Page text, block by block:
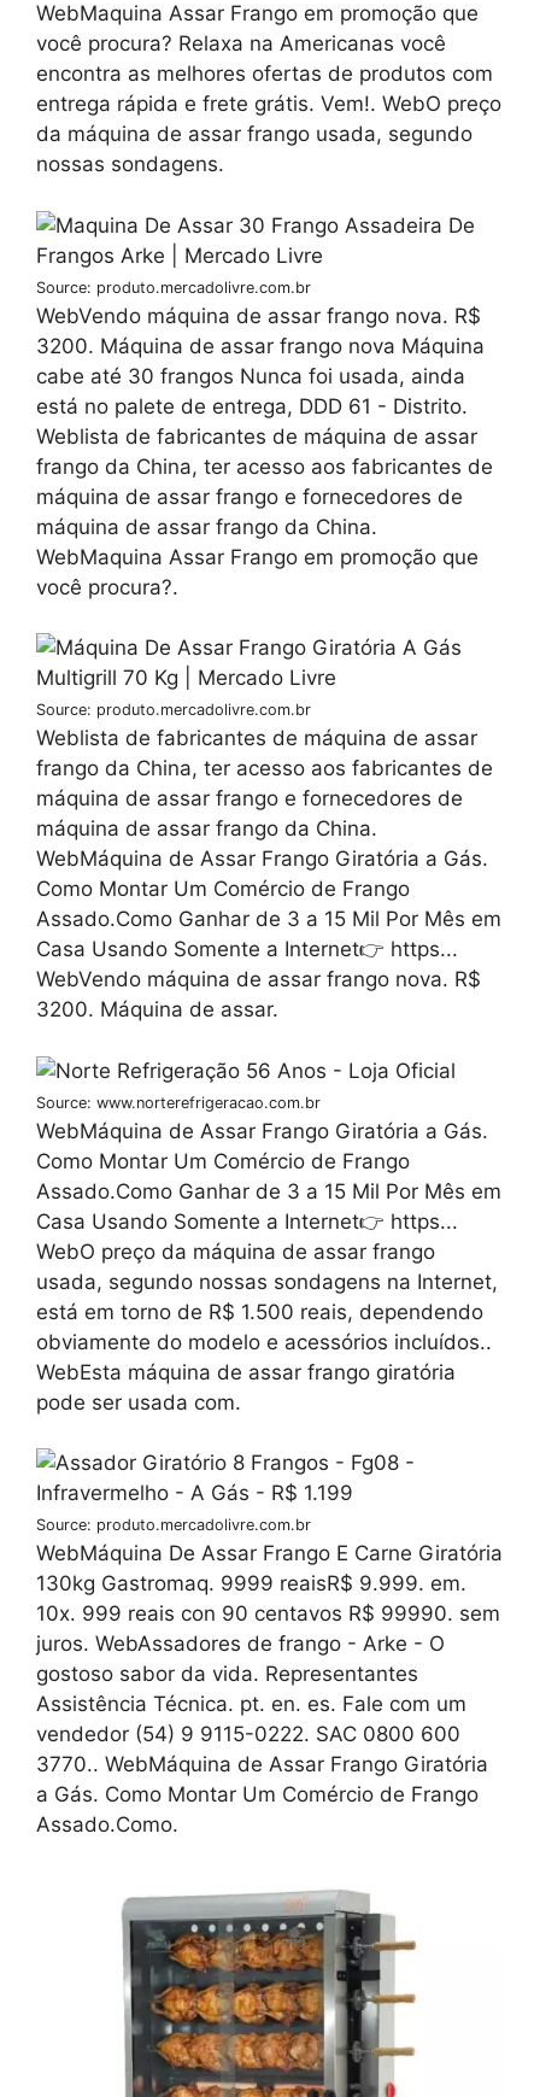
WebMaquina Assar Frango em promoção que
você procura? Relaxa na Americanas você
encontra as melhores ofertas de produtos com
entrega rápida e frete grátis. Vem!. WebO preço
da máquina de assar frango usada, segundo
nossas sondagens.
Source: produto.mercadolivre.com.br
WebVendo máquina de assar frango nova. R$
3200. Máquina de assar frango nova Máquina
cabe até 30 frangos Nunca foi usada, ainda
está no palete de entrega, DDD 61 - Distrito.
Weblista de fabricantes de máquina de assar
frango da China, ter acesso aos fabricantes de
máquina de assar frango e fornecedores de
máquina de assar frango da China.
WebMaquina Assar Frango em promoção que
você procura?.
Source: produto.mercadolivre.com.br
Weblista de fabricantes de máquina de assar
frango da China, ter acesso aos fabricantes de
máquina de assar frango e fornecedores de
máquina de assar frango da China.
WebMáquina de Assar Frango Giratória a Gás.
Como Montar Um Comércio de Frango
Assado.Como Ganhar de 3 a 15 Mil Por Mês em
Casa Usando Somente a Internet👉 https...
WebVendo máquina de assar frango nova. R$
3200. Máquina de assar.
Source: www.norterefrigeracao.com.br
WebMáquina de Assar Frango Giratória a Gás.
Como Montar Um Comércio de Frango
Assado.Como Ganhar de 3 a 15 Mil Por Mês em
Casa Usando Somente a Internet👉 https...
WebO preço da máquina de assar frango
usada, segundo nossas sondagens na Internet,
está em torno de R$ 1.500 reais, dependendo
obviamente do modelo e acessórios incluídos..
WebEsta máquina de assar frango giratória
pode ser usada com.
Source: produto.mercadolivre.com.br
WebMáquina De Assar Frango E Carne Giratória
130kg Gastromaq. 9999 reaisR$ 9.999. em.
10x. 999 reais con 90 centavos R$ 99990. sem
juros. WebAssadores de frango - Arke - O
gostoso sabor da vida. Representantes
Assistência Técnica. pt. en. es. Fale com um
vendedor (54) 9 9115-0222. SAC 0800 600
3770.. WebMáquina de Assar Frango Giratória
a Gás. Como Montar Um Comércio de Frango
Assado.Como.